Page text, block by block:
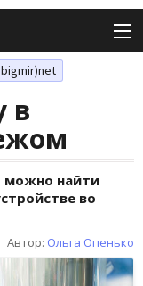
в
можно найти
во
Автор: Ольга Опенько